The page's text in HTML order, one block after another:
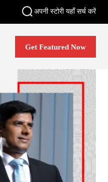
अपनी स्टोरी यहाँ सर्च करें
Get Featured Now